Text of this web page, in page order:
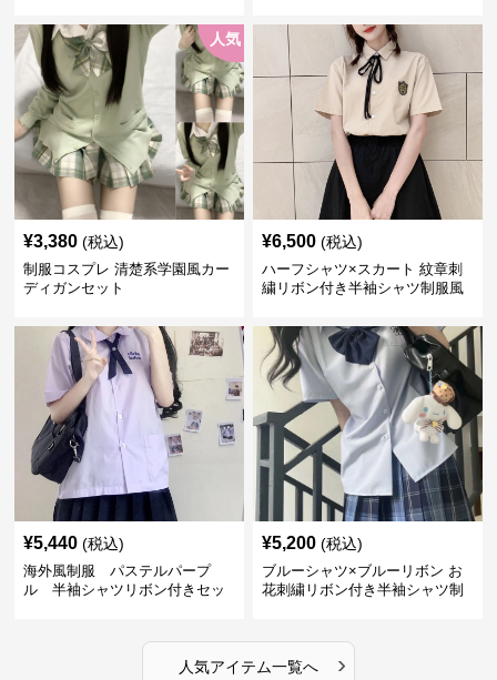
人気
¥3,380 (税込)
制服コスプレ 清楚系学園風カー
ディガンセット
¥6,500 (税込)
ハーフシャツ×スカート 紋章刺
繍リボン付き半袖シャツ制服風
¥5,440 (税込)
海外風制服 パステルパープ
ル 半袖シャツリボン付きセッ
¥5,200 (税込)
ブルーシャツ×ブルーリボン お
花刺繍リボン付き半袖シャツ制
人気アイテム一覧へ ›